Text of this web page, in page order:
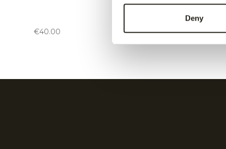
Deny
Jaipur men performance short
€40.00
Jaipur
Grey
€40.00